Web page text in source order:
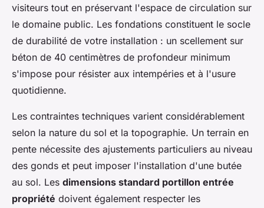
visiteurs tout en préservant l'espace de circulation sur
le domaine public. Les fondations constituent le socle
de durabilité de votre installation : un scellement sur
béton de 40 centimètres de profondeur minimum
s'impose pour résister aux intempéries et à l'usure
quotidienne.
Les contraintes techniques varient considérablement
selon la nature du sol et la topographie. Un terrain en
pente nécessite des ajustements particuliers au niveau
des gonds et peut imposer l'installation d'une butée
au sol. Les dimensions standard portillon entrée
propriété doivent également respecter les